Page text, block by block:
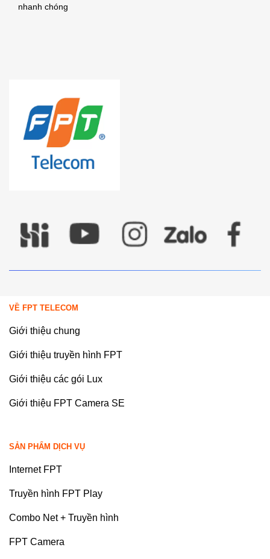
nhanh chóng
VỀ FPT TELECOM
Giới thiệu chung
Giới thiệu truyền hình FPT
Giới thiệu các gói Lux
Giới thiệu FPT Camera SE
SẢN PHẨM DỊCH VỤ
Internet FPT
Truyền hình FPT Play
Combo Net + Truyền hình
FPT Camera